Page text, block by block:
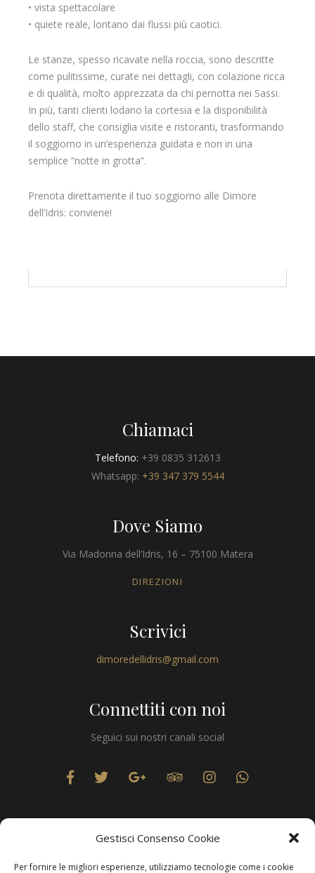
Gestisci Consenso Cookie
Per fornire le migliori esperienze, utilizziamo tecnologie come i cookie
• vista spettacolare
• quiete reale, lontano dai flussi più caotici.
Le stanze, spesso ricavate nella roccia, sono descritte
come pulitissime, curate nei dettagli, con colazione ricca
e di qualità, molto apprezzata da chi pernotta nei Sassi.
In più, tanti clienti lodano la cortesia e la disponibilità
dello staff, che consiglia visite e ristoranti, trasformando
il soggiorno in un’esperienza guidata e non in una
semplice “notte in grotta”.
Prenota direttamente il tuo soggiorno alle Dimore
dell’Idris: conviene!
Chiamaci
Telefono: +39 0835 312613
Whatsapp: +39 347 379 5544
Dove Siamo
Via Madonna dell’Idris, 16 – 75100 Matera
DIREZIONI
Scrivici
dimoredellidris@gmail.com
Connettiti con noi
Seguici sui nostri canali social